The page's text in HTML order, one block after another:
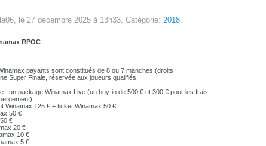
le 27 décembre 2025 à 13h33. Catégorie: 2018.
RPOC
payants sont constitués de 8 ou 7 manches (droits
Super Finale, réservée aux joueurs qualifiés.
: un package Winamax Live (un buy-in de 500 € et 300 € pour les frais
Winamax 125 € + ticket Winamax 50 €
50 €
€
20 €
10 €
5 €